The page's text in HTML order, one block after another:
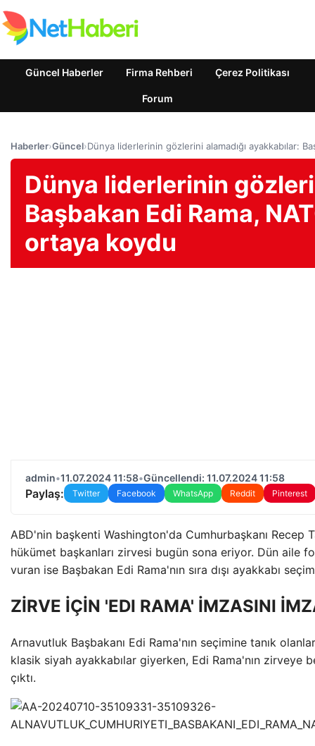
Güncel Haberler Firma Rehberi Çerez Politikası
Forum
Haberler›Güncel›Dünya liderlerinin gözlerini alamadığı ayakkabılar:
Dünya liderlerinin
Başbakan Edi Rama,
ortaya koydu
admin•11.07.2024 11:58•Güncellendi: 11.07.2024 11:58
Paylaş: Twitter Facebook WhatsApp Reddit Pinterest
ABD'nin başkenti Washington'da Cumhurbaşkanı Recep
hükümet başkanları zirvesi bugün sona eriyor. Dün aile
vuran ise Başbakan Edi Rama'nın sıra dışı ayakkabı
ZİRVE İÇİN 'EDI RAMA' İMZASINI
Arnavutluk Başbakanı Edi Rama'nın seçimine tanık
klasik siyah ayakkabılar giyerken, Edi Rama'nın zirveye
çıktı.